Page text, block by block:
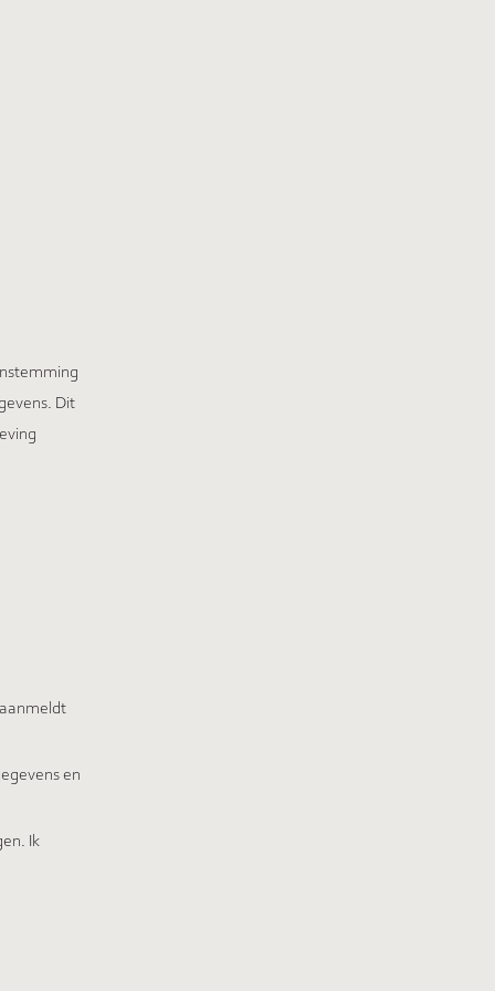
Dit
en
Ik